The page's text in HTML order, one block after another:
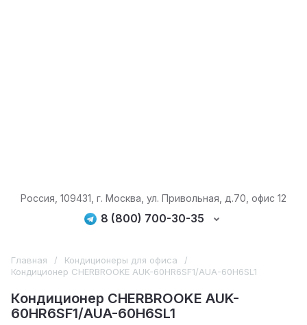
Россия, 109431, г. Москва, ул. Привольная, д.70, офис 12
8 (800) 700-30-35
Главная / Кондиционеры для офиса
/
Кондиционер CHERBROOKE AUK-60HR6SF1/AUA-60H6SL1
Кондиционер CHERBROOKE AUK-
60HR6SF1/AUA-60H6SL1